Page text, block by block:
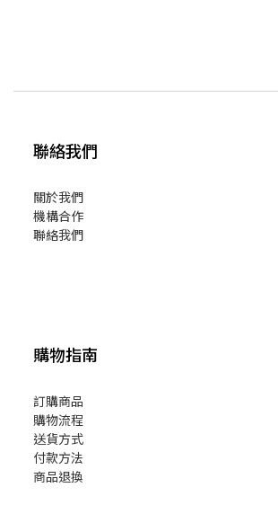
聯絡我們
關於我們
機構合作
聯絡我們
購物指南
訂購商品
購物流程
送貨方式
付款方法
商品退換